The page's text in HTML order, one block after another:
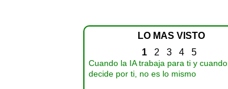
LO MAS VISTO
1 2 3 4 5
Cuando la IA trabaja para ti y cuando
decide por ti, no es lo mismo